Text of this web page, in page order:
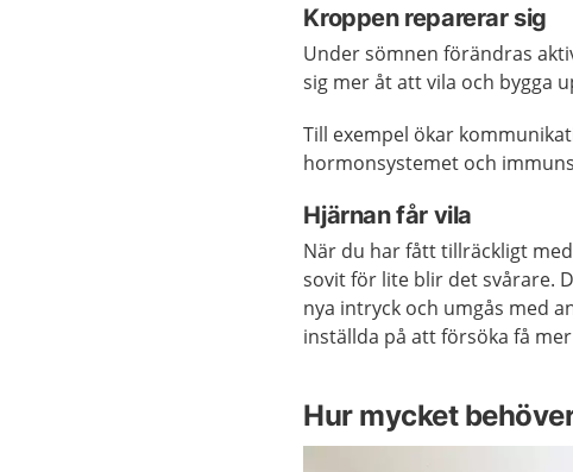
Kroppen reparerar sig
Under sömnen förändras
sig mer åt att vila och bygga
Till exempel ökar
hormonsystemet och
Hjärnan får vila
När du har fått tillräckligt
sovit för lite blir det svårare.
nya intryck och umgås med
inställda på att försöka få
Hur mycket